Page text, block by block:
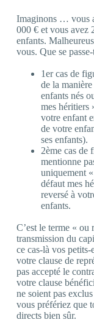
Imaginons … vous
000 € et vous avez
enfants.
vous. Que se
1er cas de
de la
enfants nés
mes héritiers
votre enfant
de votre
ses enfants).
2ème cas de
mentionne
uniquement
défaut mes
reversé à
enfants.
C’est le terme « ou
transmission du
ce cas-là vos
votre clause de
pas accepté le
votre clause
ne soient pas
vous préfériez que
directs bien sûr.